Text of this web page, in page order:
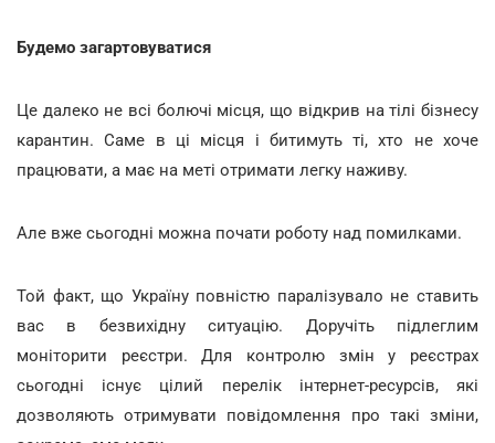
Будемо загартовуватися
Це далеко не всі болючі місця, що відкрив на тілі бізнесу
карантин. Саме в ці місця і битимуть ті, хто не хоче
працювати, а має на меті отримати легку наживу.
Але вже сьогодні можна почати роботу над помилками.
Той факт, що Україну повністю паралізувало не ставить
вас в безвихідну ситуацію. Доручіть підлеглим
моніторити реєстри. Для контролю змін у реєстрах
сьогодні існує цілий перелік інтернет-ресурсів, які
дозволяють отримувати повідомлення про такі зміни,